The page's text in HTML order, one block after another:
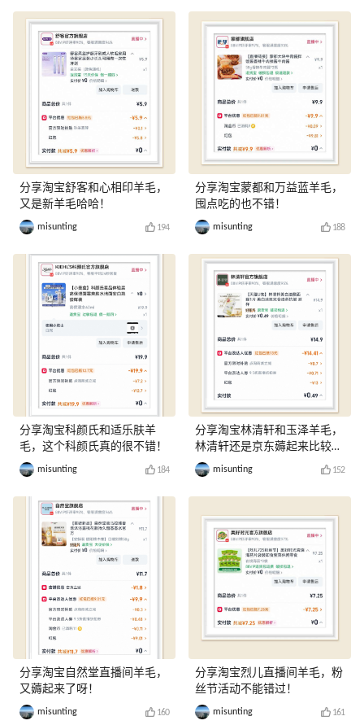
分享淘宝舒客和心相印羊毛，
又是新羊毛哈哈！
misunting 194
分享淘宝科颜氏和适乐肤羊
毛，这个科颜氏真的很不错！
misunting 184
分享淘宝自然堂直播间羊毛，
又薅起来了呀！
misunting 160
分享淘宝蒙都和万益蓝羊毛，
囤点吃的也不错！
misunting 188
分享淘宝林清轩和玉泽羊毛，
林清轩还是京东薅起来比较
爽！misunting 152
分享淘宝烈儿直播间羊毛，粉
丝节活动不能错过！
misunting 161